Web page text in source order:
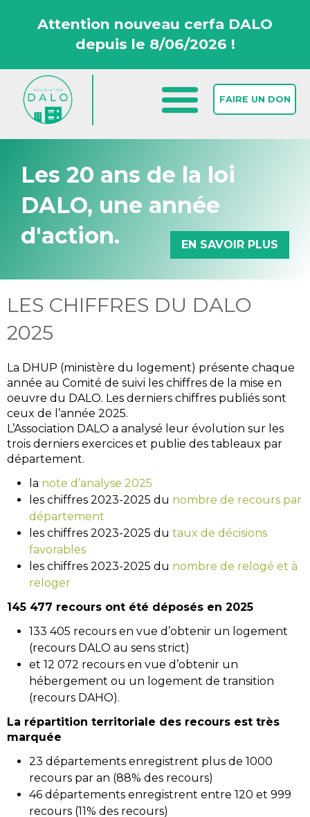
Attention nouveau cerfa DALO
depuis le 8/06/2026 !
FAIRE UN DON
Les 20 ans de la loi
DALO, une année
d'action.
EN SAVOIR PLUS
LES CHIFFRES DU DALO
2025
La DHUP (ministère du logement) présente chaque
année au Comité de suivi les chiffres de la mise en
oeuvre du DALO. Les derniers chiffres publiés sont
ceux de l’année 2025.
L’Association DALO a analysé leur évolution sur les
trois derniers exercices et publie des tableaux par
département.
la note d’analyse 2025
les chiffres 2023-2025 du nombre de recours par
département
les chiffres 2023-2025 du taux de décisions
favorables
les chiffres 2023-2025 du nombre de relogé et à
reloger
145 477 recours ont été déposés en 2025
133 405 recours en vue d’obtenir un logement
(recours DALO au sens strict)
et 12 072 recours en vue d’obtenir un
hébergement ou un logement de transition
(recours DAHO).
La répartition territoriale des recours est très
marquée
23 départements enregistrent plus de 1000
recours par an (88% des recours)
46 départements enregistrent entre 120 et 999
recours (11% des recours)